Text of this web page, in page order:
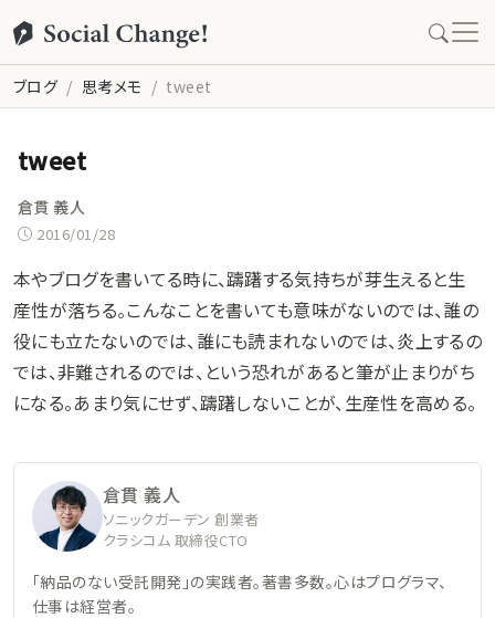
ブログ 思考メモ tweet
tweet
倉貫 義人
2016/01/28
本やブログを書いてる時に、躊躇する気持ちが芽生えると生
産性が落ちる。こんなことを書いても意味がないのでは、誰の
役にも立たないのでは、誰にも読まれないのでは、炎上するの
では、非難されるのでは、という恐れがあると筆が止まりがち
になる。あまり気にせず、躊躇しないことが、生産性を高める。
倉貫 義人
ソニックガーデン 創業者
クラシコム 取締役CTO
「納品のない受託開発」の実践者。著書多数。心はプログラマ、
仕事は経営者。